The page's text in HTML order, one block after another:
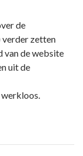
de
verder zetten
de website
uit de